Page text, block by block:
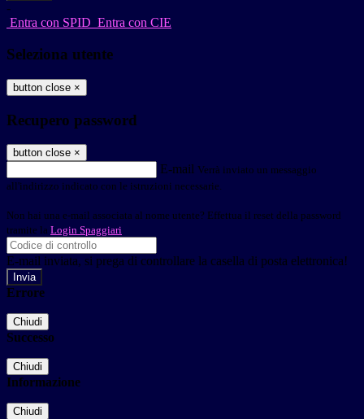
-
Entra con SPID Entra con CIE
Seleziona utente
button close ×
Recupero password
button close ×
E-mail Verrà inviato un messaggio
all'indirizzo indicato con le istruzioni necessarie.
Non hai una e-mail associata al nome utente? Effettua il reset della password
tramite la Login Spaggiari
E-mail inviata, si prega di controllare la casella di posta elettronica!
Errore
Chiudi
Successo
Chiudi
Informazione
Chiudi